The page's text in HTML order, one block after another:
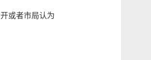
或者市局认为